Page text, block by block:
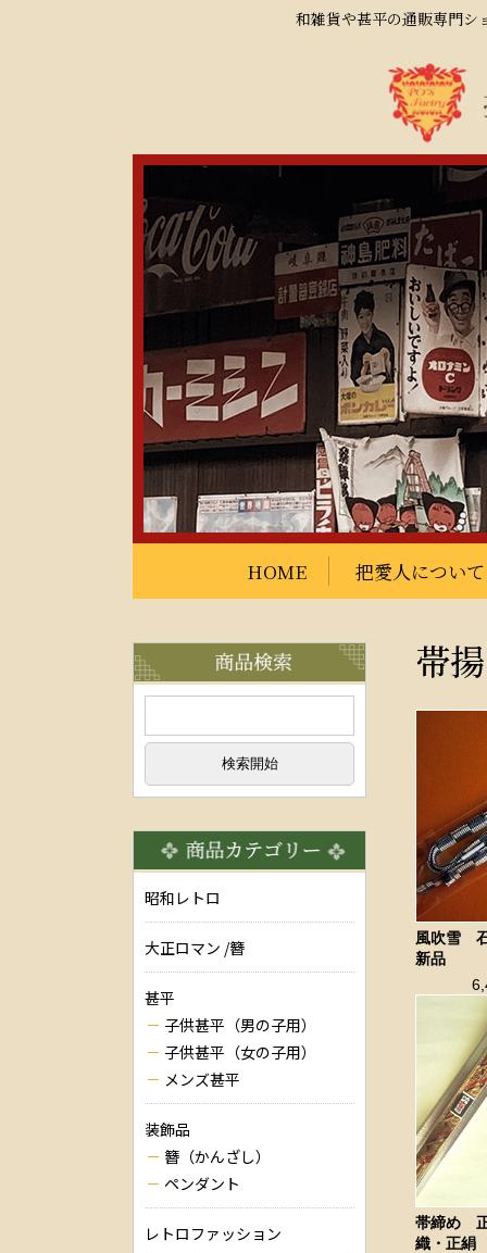
和雑貨や甚平の通販専門
HOME 把愛人について
帯
風吹雪
新品
帯締め
織・正
昭和レトロ
大正ロマン /簪
甚平
子供甚平（男の子用）
子供甚平（女の子用）
メンズ甚平
装飾品
簪（かんざし）
ペンダント
レトロファッション